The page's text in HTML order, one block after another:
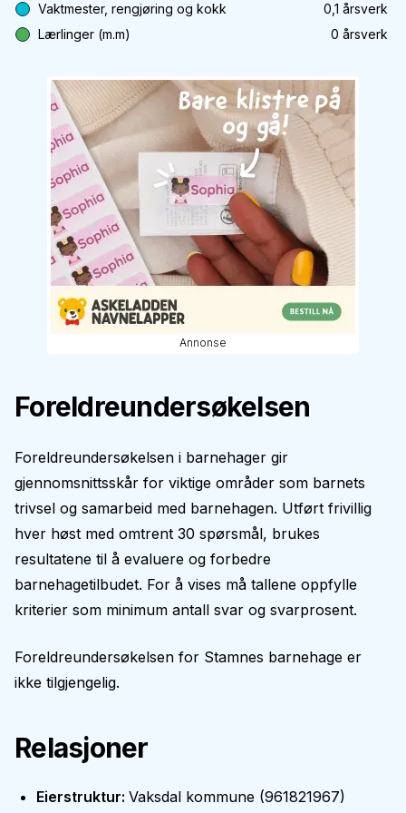
Vaktmester, rengjøring og kokk
0,1 årsverk
Lærlinger (m.m)
0 årsverk
Annonse
Foreldreundersøkelsen
Foreldreundersøkelsen i barnehager gir
gjennomsnittsskår for viktige områder som barnets
trivsel og samarbeid med barnehagen. Utført frivillig
hver høst med omtrent 30 spørsmål, brukes
resultatene til å evaluere og forbedre
barnehagetilbudet. For å vises må tallene oppfylle
kriterier som minimum antall svar og svarprosent.
Foreldreundersøkelsen for Stamnes barnehage er
ikke tilgjengelig.
Relasjoner
Eierstruktur: Vaksdal kommune (961821967)